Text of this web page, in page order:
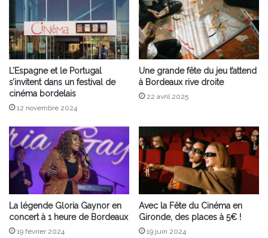
L’Espagne et le Portugal
s’invitent dans un festival de
cinéma bordelais
12 novembre 2024
Une grande fête du jeu t’attend
à Bordeaux rive droite
22 avril 2025
La légende Gloria Gaynor en
concert à 1 heure de Bordeaux
19 février 2024
Avec la Fête du Cinéma en
Gironde, des places à 5€ !
19 juin 2024